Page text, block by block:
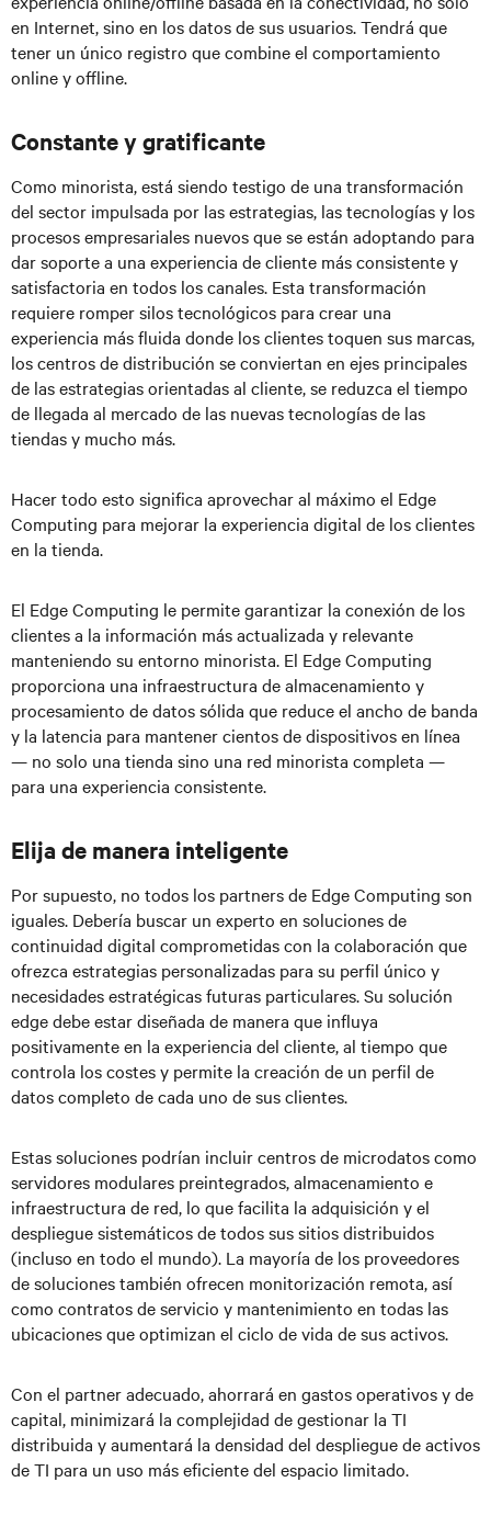
en Internet, sino en los datos de sus usuarios. Tendrá que
tener un único registro que combine el comportamiento
online y offline.
Constante y gratificante
Como minorista, está siendo testigo de una transformación
del sector impulsada por las estrategias, las tecnologías y los
procesos empresariales nuevos que se están adoptando para
dar soporte a una experiencia de cliente más consistente y
satisfactoria en todos los canales. Esta transformación
requiere romper silos tecnológicos para crear una
experiencia más fluida donde los clientes toquen sus marcas,
los centros de distribución se conviertan en ejes principales
de las estrategias orientadas al cliente, se reduzca el tiempo
de llegada al mercado de las nuevas tecnologías de las
tiendas y mucho más.
Hacer todo esto significa aprovechar al máximo el Edge
Computing para mejorar la experiencia digital de los clientes
en la tienda.
El Edge Computing le permite garantizar la conexión de los
clientes a la información más actualizada y relevante
manteniendo su entorno minorista. El Edge Computing
proporciona una infraestructura de almacenamiento y
procesamiento de datos sólida que reduce el ancho de banda
y la latencia para mantener cientos de dispositivos en línea
— no solo una tienda sino una red minorista completa —
para una experiencia consistente.
Elija de manera inteligente
Por supuesto, no todos los partners de Edge Computing son
iguales. Debería buscar un experto en soluciones de
continuidad digital comprometidas con la colaboración que
ofrezca estrategias personalizadas para su perfil único y
necesidades estratégicas futuras particulares. Su solución
edge debe estar diseñada de manera que influya
positivamente en la experiencia del cliente, al tiempo que
controla los costes y permite la creación de un perfil de
datos completo de cada uno de sus clientes.
Estas soluciones podrían incluir centros de microdatos como
servidores modulares preintegrados, almacenamiento e
infraestructura de red, lo que facilita la adquisición y el
despliegue sistemáticos de todos sus sitios distribuidos
(incluso en todo el mundo). La mayoría de los proveedores
de soluciones también ofrecen monitorización remota, así
como contratos de servicio y mantenimiento en todas las
ubicaciones que optimizan el ciclo de vida de sus activos.
Con el partner adecuado, ahorrará en gastos operativos y de
capital, minimizará la complejidad de gestionar la TI
distribuida y aumentará la densidad del despliegue de activos
de TI para un uso más eficiente del espacio limitado.